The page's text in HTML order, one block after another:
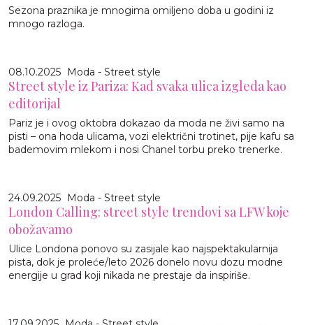
Sezona praznika je mnogima omiljeno doba u godini iz
mnogo razloga.
08.10.2025 Moda - Street style
Street style iz Pariza: Kad svaka ulica izgleda kao
editorijal
Pariz je i ovog oktobra dokazao da moda ne živi samo na
pisti – ona hoda ulicama, vozi električni trotinet, pije kafu sa
bademovim mlekom i nosi Chanel torbu preko trenerke.
24.09.2025 Moda - Street style
London Calling: street style trendovi sa LFW koje
obožavamo
Ulice Londona ponovo su zasijale kao najspektakularnija
pista, dok je proleće/leto 2026 donelo novu dozu modne
energije u grad koji nikada ne prestaje da inspiriše.